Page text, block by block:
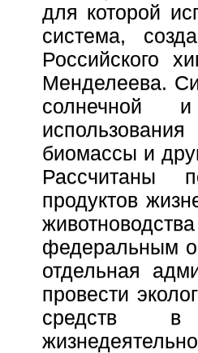
для которой
система,
Российского
Менделеева.
солнечной и
биомассы и
Рассчитаны
продуктов
федеральным
отдельная
провести
средств в